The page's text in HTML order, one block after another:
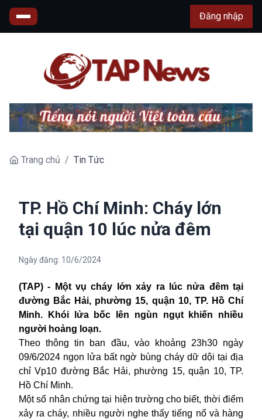
Đăng nhập
Trang chủ / Tin Tức
TP. Hồ Chí Minh: Cháy lớn
tại quận 10 lúc nửa đêm
Ngày đăng: 10/6/2024
(TAP) - Một vụ cháy lớn xảy ra lúc nửa đêm tại
đường Bắc Hải, phường 15, quận 10, TP. Hồ Chí
Minh. Khói lửa bốc lên ngùn ngụt khiến nhiều
người hoảng loạn.
Theo thông tin ban đầu, vào khoảng 23h30 ngày
09/6/2024 ngọn lửa bất ngờ bùng cháy dữ dội tại địa
chỉ Vp10 đường Bắc Hải, phường 15, quận 10, TP.
Hồ Chí Minh.
Một số nhân chứng tại hiện trường cho biết, thời điểm
xảy ra cháy, nhiều người nghe thấy tiếng nổ và hàng